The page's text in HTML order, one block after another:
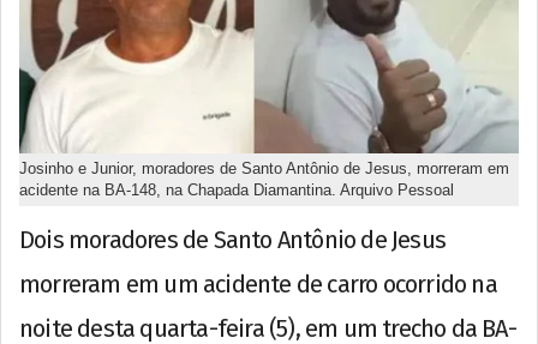
Josinho e Junior, moradores de Santo Antônio de Jesus, morreram em
acidente na BA-148, na Chapada Diamantina. Arquivo Pessoal
Dois moradores de Santo Antônio de Jesus
morreram em um acidente de carro ocorrido na
noite desta quarta-feira (5), em um trecho da BA-